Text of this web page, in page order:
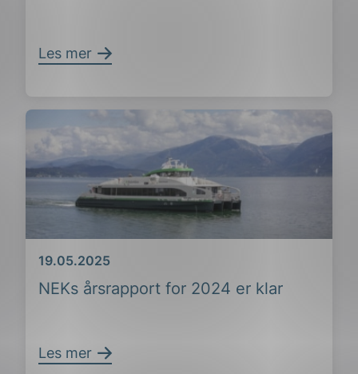
Les mer
NEKs årsrapport for 2024 er klar
Dato
19.05.2025
Les mer